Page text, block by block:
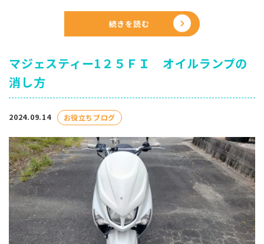
続きを読む
マジェスティー1２５ＦＩ オイルランプの
消し方
2024.09.14 お役立ちブログ